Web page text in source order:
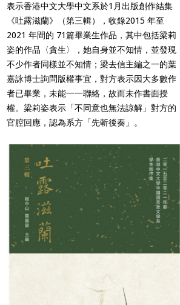
表示香港中文大學中文系於1月出版創作結集
《吐露滋蘭》（第三輯），收錄2015 年至
2021 年間的 71篇畢業生作品，其中包括梁莉
姿的作品〈貪生〉，她自身並不知情，並發現
不少作者同樣並不知情；梁去信主編之一的葉
嘉詠博士詢問版權事宜，對方表示因大多數作
者已畢業，未能一一聯絡，故而未作書面授
權。梁莉姿表示「不同意也無法諒解」對方的
官腔回應，認為系方「先斬後奏」。